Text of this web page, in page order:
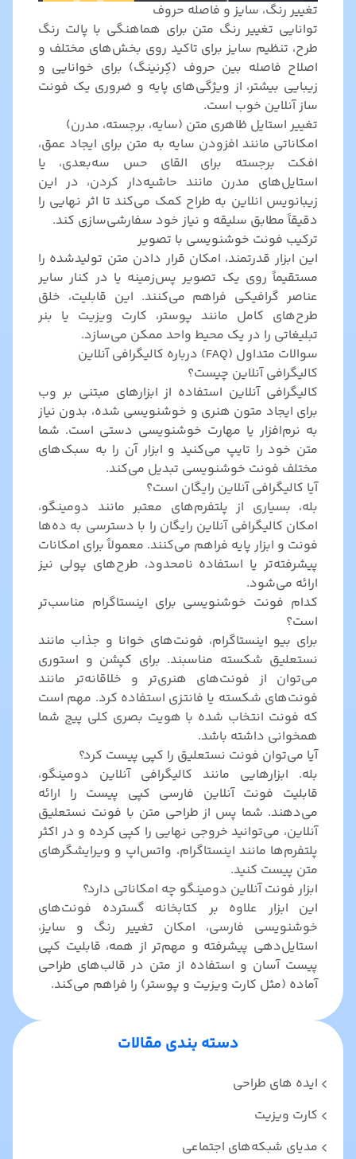
تغییر رنگ، سایز و فاصله حروف
توانایی تغییر رنگ متن برای هماهنگی با پالت رنگ
طرح، تنظیم سایز برای تاکید روی بخش‌های مختلف و
اصلاح فاصله بین حروف (کِرنینگ) برای خوانایی و
زیبایی بیشتر، از ویژگی‌های پایه و ضروری یک فونت
ساز آنلاین خوب است.
تغییر استایل ظاهری متن (سایه، برجسته، مدرن)
امکاناتی مانند افزودن سایه به متن برای ایجاد عمق،
افکت برجسته برای القای حس سه‌بعدی، یا
استایل‌های مدرن مانند حاشیه‌دار کردن، در این
زیبانویس انلاین به طراح کمک می‌کند تا اثر نهایی را
دقیقاً مطابق سلیقه و نیاز خود سفارشی‌سازی کند.
ترکیب فونت خوشنویسی با تصویر
این ابزار قدرتمند، امکان قرار دادن متن تولیدشده را
مستقیماً روی یک تصویر پس‌زمینه یا در کنار سایر
عناصر گرافیکی فراهم می‌کنند. این قابلیت، خلق
طرح‌های کامل مانند پوستر، کارت ویزیت یا بنر
تبلیغاتی را در یک محیط واحد ممکن می‌سازد.
سوالات متداول (FAQ) درباره کالیگرافی آنلاین
کالیگرافی آنلاین چیست؟
کالیگرافی آنلاین استفاده از ابزارهای مبتنی بر وب
برای ایجاد متون هنری و خوشنویسی شده، بدون نیاز
به نرم‌افزار یا مهارت خوشنویسی دستی است. شما
متن خود را تایپ می‌کنید و ابزار آن را به سبک‌های
مختلف فونت خوشنویسی تبدیل می‌کند.
آیا کالیگرافی آنلاین رایگان است؟
بله، بسیاری از پلتفرم‌های معتبر مانند دومینگو،
امکان کالیگرافی آنلاین رایگان را با دسترسی به ده‌ها
فونت و ابزار پایه فراهم می‌کنند. معمولاً برای امکانات
پیشرفته‌تر یا استفاده نامحدود، طرح‌های پولی نیز
ارائه می‌شود.
کدام فونت خوشنویسی برای اینستاگرام مناسب‌تر
است؟
برای بیو اینستاگرام، فونت‌های خوانا و جذاب مانند
نستعلیق شکسته مناسبند. برای کپشن و استوری
می‌توان از فونت‌های هنری‌تر و خلاقانه‌تر مانند
فونت‌های شکسته یا فانتزی استفاده کرد. مهم است
که فونت انتخاب شده با هویت بصری کلی پیج شما
همخوانی داشته باشد.
آیا می‌توان فونت نستعلیق را کپی پیست کرد؟
بله. ابزارهایی مانند کالیگرافی آنلاین دومینگو،
قابلیت فونت آنلاین فارسی کپی پیست را ارائه
می‌دهند. شما پس از طراحی متن با فونت نستعلیق
آنلاین، می‌توانید خروجی نهایی را کپی کرده و در اکثر
پلتفرم‌ها مانند اینستاگرام، واتس‌اپ و ویرایشگرهای
متن پیست کنید.
ابزار فونت آنلاین دومینگو چه امکاناتی دارد؟
این ابزار علاوه بر کتابخانه گسترده فونت‌های
خوشنویسی فارسی، امکان تغییر رنگ و سایز،
استایل‌دهی پیشرفته و مهم‌تر از همه، قابلیت کپی
پیست آسان و استفاده از متن در قالب‌های طراحی
آماده (مثل کارت ویزیت و پوستر) را فراهم می‌کند.
دسته بندی مقالات
ایده های طراحی
کارت ویزیت
مدیای شبکه‌های اجتماعی